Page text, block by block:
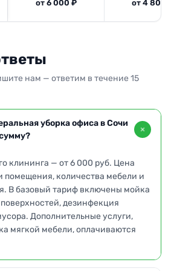
от 6 000 ₽ от 4 800
нам — ответим в течение 15
уборка офиса в Сочи
клининга — от 6 000 руб. Цена
помещения, количества мебели и
В базовый тариф включены мойка
дезинфекция
Дополнительные услуги,
мягкой мебели, оплачиваются